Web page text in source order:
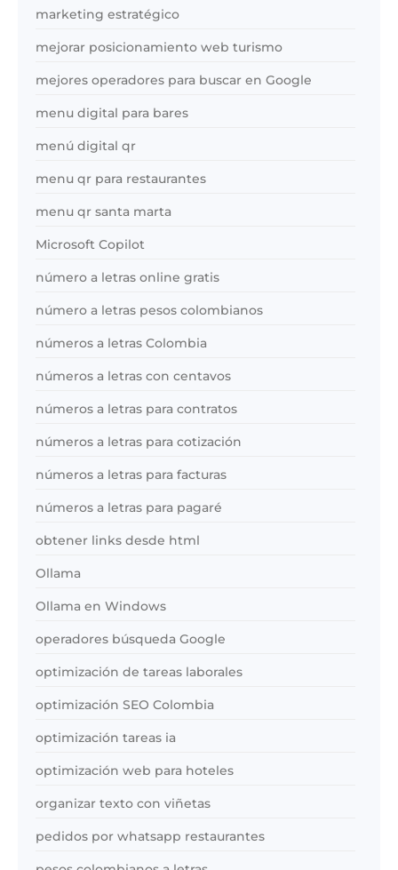
marketing estratégico
mejorar posicionamiento web turismo
mejores operadores para buscar en Google
menu digital para bares
menú digital qr
menu qr para restaurantes
menu qr santa marta
Microsoft Copilot
número a letras online gratis
número a letras pesos colombianos
números a letras Colombia
números a letras con centavos
números a letras para contratos
números a letras para cotización
números a letras para facturas
números a letras para pagaré
obtener links desde html
Ollama
Ollama en Windows
operadores búsqueda Google
optimización de tareas laborales
optimización SEO Colombia
optimización tareas ia
optimización web para hoteles
organizar texto con viñetas
pedidos por whatsapp restaurantes